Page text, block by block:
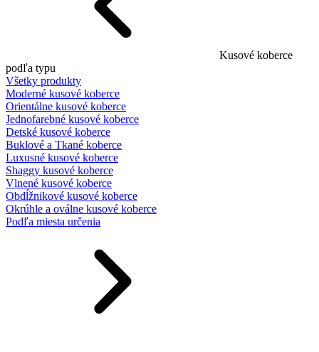
Kusové koberce
podľa typu
Všetky produkty
Moderné kusové koberce
Orientálne kusové koberce
Jednofarebné kusové koberce
Detské kusové koberce
Buklové a Tkané koberce
Luxusné kusové koberce
Shaggy kusové koberce
Vlnené kusové koberce
Obdĺžnikové kusové koberce
Okrúhle a oválne kusové koberce
Podľa miesta určenia